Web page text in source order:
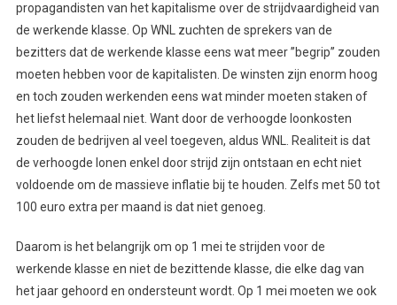
propagandisten van het kapitalisme over de strijdvaardigheid van
de werkende klasse. Op WNL zuchten de sprekers van de
bezitters dat de werkende klasse eens wat meer ’’begrip’’ zouden
moeten hebben voor de kapitalisten. De winsten zijn enorm hoog
en toch zouden werkenden eens wat minder moeten staken of
het liefst helemaal niet. Want door de verhoogde loonkosten
zouden de bedrijven al veel toegeven, aldus WNL. Realiteit is dat
de verhoogde lonen enkel door strijd zijn ontstaan en echt niet
voldoende om de massieve inflatie bij te houden. Zelfs met 50 tot
100 euro extra per maand is dat niet genoeg.
Daarom is het belangrijk om op 1 mei te strijden voor de
werkende klasse en niet de bezittende klasse, die elke dag van
het jaar gehoord en ondersteunt wordt. Op 1 mei moeten we ook